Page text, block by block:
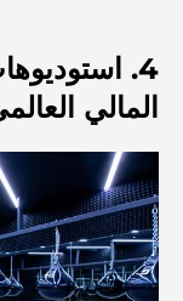
الخارجية
نخلة جبل علي
العقارات
4.
المالي